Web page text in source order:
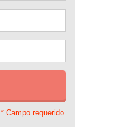
* Campo requerido